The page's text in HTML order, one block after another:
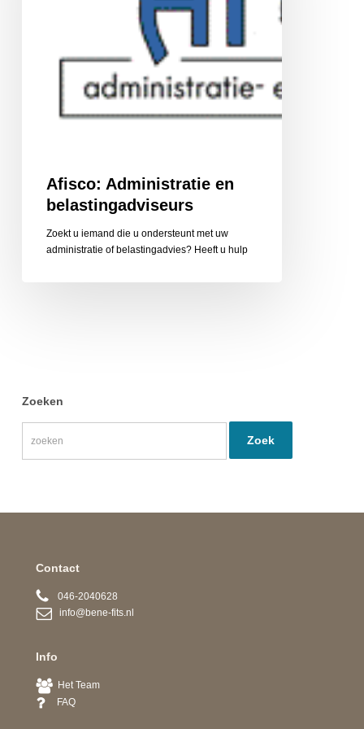
Afisco: Administratie en
belastingadviseurs
Zoekt u iemand die u ondersteunt met uw
administratie of belastingadvies? Heeft u hulp
Zoeken
Contact
046-2040628
info@bene-fits.nl
Info
Het Team
FAQ